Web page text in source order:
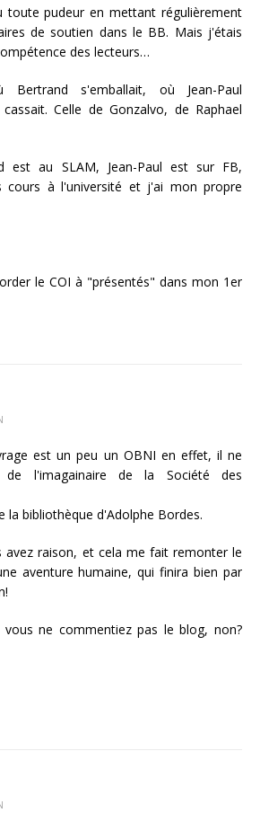
toute pudeur en mettant régulièrement
de soutien dans le BB. Mais j'étais
des lecteurs…
Bertrand s'emballait, où Jean-Paul
Celle de Gonzalvo, de Raphael
est au SLAM, Jean-Paul est sur FB,
cours à l'université et j'ai mon propre
le COI à "présentés" dans mon 1er
est un peu un OBNI en effet, il ne
l'imagainaire de la Société des
la bibliothèque d'Adolphe Bordes.
avez raison, et cela me fait remonter le
aventure humaine, qui finira bien par
vous ne commentiez pas le blog, non?